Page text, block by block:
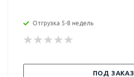
Отгрузка 5-8 недель
ПОД ЗАКАЗ